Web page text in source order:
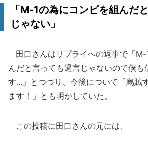
「M-1の為にコンビを組んだ
じゃない」
田口さんはリプライへの返事で「M-
んだと言っても過言じゃないので僕も
す...」とつづり、今後について「烏賊
ます！」とも明かしていた。
この投稿に田口さんの元には、